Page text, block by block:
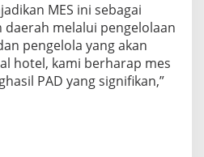
MES ini sebagai
melalui pengelolaan
pengelola yang akan
hotel, kami berharap mes
PAD yang signifikan,”